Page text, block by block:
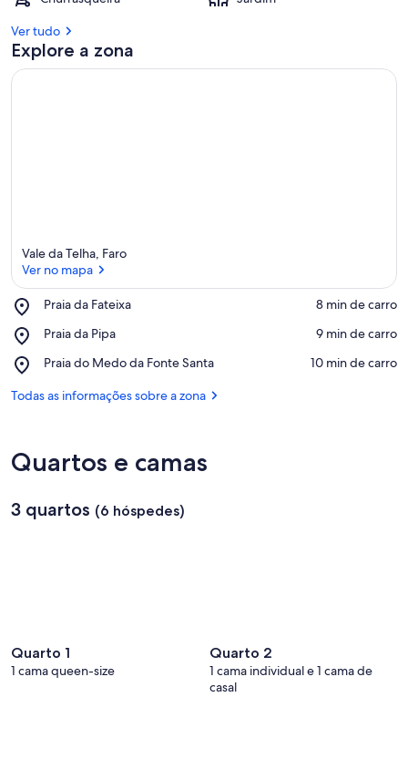
Ver tudo
Explore a zona
Vale da Telha, Faro
Ver no mapa
Praia da Fateixa
Place,
da
‪8 min de carro‬
Praia da Pipa
Place,
da
‪9 min de carro‬
Praia do Medo da Fonte Santa
Place,
do
Santa
‪10 min de carro‬
Todas as informações sobre a zona
Quartos e camas
3 quartos (6 hóspedes)
Quarto 1
1 cama queen-size
Quarto 2
1 cama individual e 1 cama de
casal